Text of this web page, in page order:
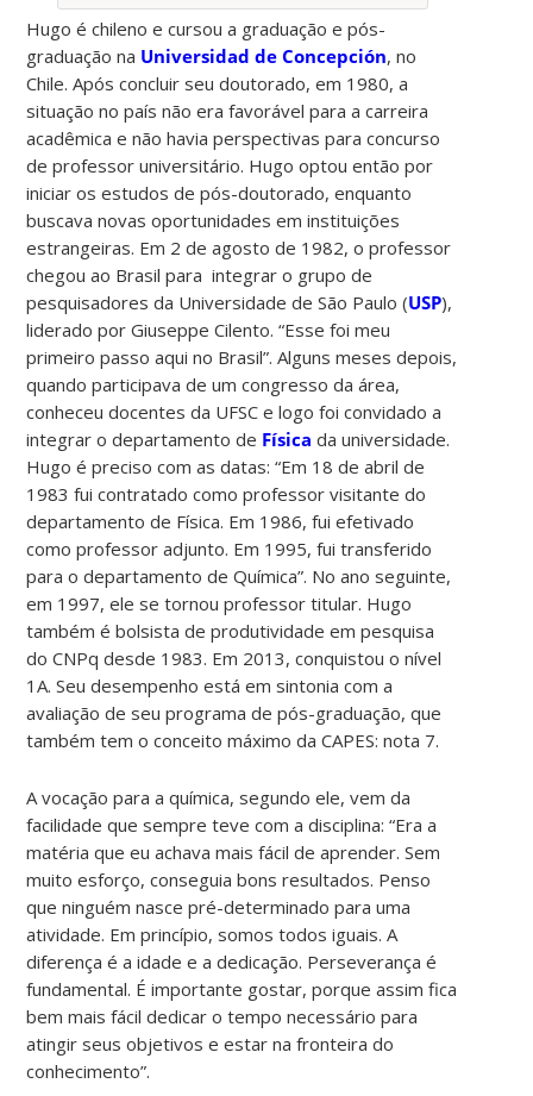
Hugo é chileno e cursou a graduação e pós-
graduação na Universidad de Concepción, no
Chile. Após concluir seu doutorado, em 1980, a
situação no país não era favorável para a carreira
acadêmica e não havia perspectivas para concurso
de professor universitário. Hugo optou então por
iniciar os estudos de pós-doutorado, enquanto
buscava novas oportunidades em instituições
estrangeiras. Em 2 de agosto de 1982, o professor
chegou ao Brasil para integrar o grupo de
pesquisadores da Universidade de São Paulo (USP),
liderado por Giuseppe Cilento. “Esse foi meu
primeiro passo aqui no Brasil”. Alguns meses depois,
quando participava de um congresso da área,
conheceu docentes da UFSC e logo foi convidado a
integrar o departamento de Física da universidade.
Hugo é preciso com as datas: “Em 18 de abril de
1983 fui contratado como professor visitante do
departamento de Física. Em 1986, fui efetivado
como professor adjunto. Em 1995, fui transferido
para o departamento de Química”. No ano seguinte,
em 1997, ele se tornou professor titular. Hugo
também é bolsista de produtividade em pesquisa
do CNPq desde 1983. Em 2013, conquistou o nível
1A. Seu desempenho está em sintonia com a
avaliação de seu programa de pós-graduação, que
também tem o conceito máximo da CAPES: nota 7.
A vocação para a química, segundo ele, vem da
facilidade que sempre teve com a disciplina: “Era a
matéria que eu achava mais fácil de aprender. Sem
muito esforço, conseguia bons resultados. Penso
que ninguém nasce pré-determinado para uma
atividade. Em princípio, somos todos iguais. A
diferença é a idade e a dedicação. Perseverança é
fundamental. É importante gostar, porque assim fica
bem mais fácil dedicar o tempo necessário para
atingir seus objetivos e estar na fronteira do
conhecimento”.